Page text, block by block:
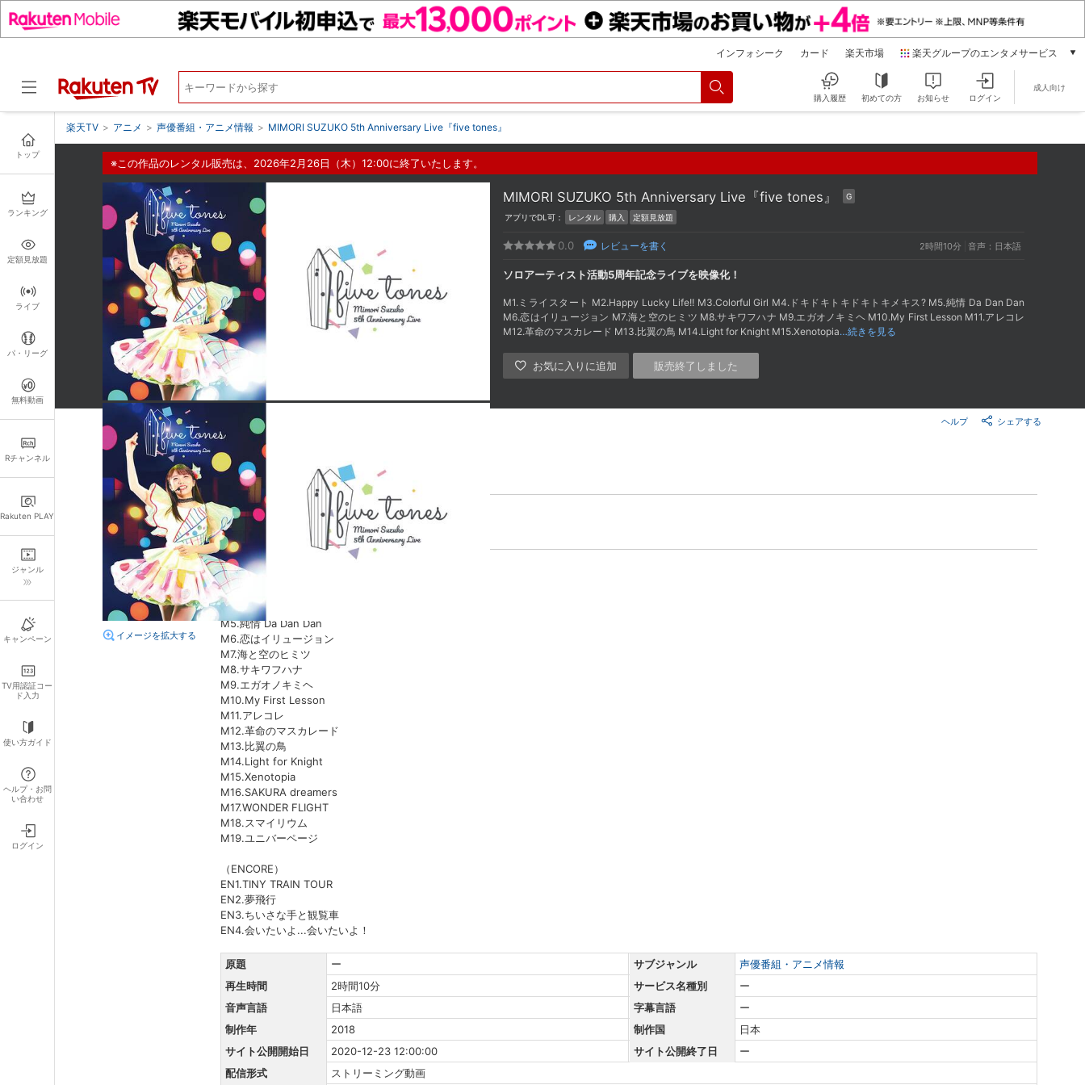
インフォシーク カード 楽天市場 楽天グループのエンタメサービス
本/ゲーム/CD/DVD
電子書籍
楽天ミュージック
動画配信
無料テレビ
Rチャンネル
購入履歴 初めての方 お知らせ ログイン
成人向け
トップ
ランキング
定額見放題
ライブ
パ・リーグ
無料動画
Rチャンネル
Rakuten PLAY
ジャンル
キャンペーン
TV用認証コー
ド入力
使い方ガイド
ヘルプ・お問
い合わせ
ログイン
楽天TV > アニメ > 声優番組・アニメ情報 > MIMORI SUZUKO 5th Anniversary Live『five tones』
※この作品のレンタル販売は、2026年2月26日（木）12:00に終了いたします。
MIMORI SUZUKO 5th Anniversary Live『five tones』 G
アプリでDL可： レンタル 購入 定額見放題
0.0 レビューを書く 2時間10分 音声：日本語
ソロアーティスト活動5周年記念ライブを映像化！
M1.ミライスタート M2.Happy Lucky Life!! M3.Colorful Girl M4.ドキドキトキドキトキメキス? M5.純情 Da Dan Dan
M6.恋はイリュージョン M7.海と空のヒミツ M8.サキワフハナ M9.エガオノキミヘ M10.My First Lesson M11.アレコレ
M12.革命のマスカレード M13.比翼の鳥 M14.Light for Knight M15.Xenotopia…続きを見る
販売終了しました
シェアする
ヘルプ
詳細情報
イメージを拡大する
キャスト・スタッフ
出演：三森すずこ
あらすじ
M1.ミライスタート
M2.Happy Lucky Life!!
M3.Colorful Girl
M4.ドキドキトキドキトキメキス?
M5.純情 Da Dan Dan
M6.恋はイリュージョン
M7.海と空のヒミツ
M8.サキワフハナ
M9.エガオノキミヘ
M10.My First Lesson
M11.アレコレ
M12.革命のマスカレード
M13.比翼の鳥
M14.Light for Knight
M15.Xenotopia
M16.SAKURA dreamers
M17.WONDER FLIGHT
M18.スマイリウム
M19.ユニバーページ
（ENCORE）
EN1.TINY TRAIN TOUR
EN2.夢飛行
EN3.ちいさな手と観覧車
EN4.会いたいよ...会いたいよ！
原題 ー サブジャンル
声優番組・アニメ情報
再生時間
2時間10分 サービス名種別
ー
音声言語
日本語 字幕言語
ー
制作年
2018 制作国
日本
サイト公開開始日
2020-12-23 12:00:00 サイト公開終了日
ー
配信形式
ストリーミング動画